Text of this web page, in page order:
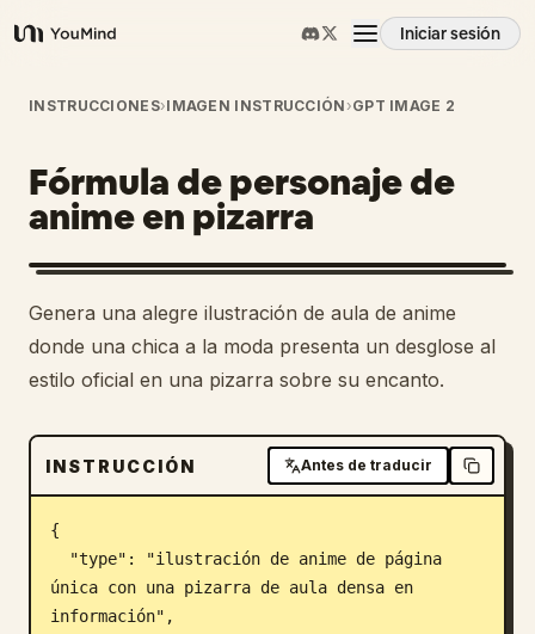
YouMind
Iniciar sesión
Resumen
Casos de uso
Habilidades
Prompts
Descargar
INSTRUCCIONES›IMAGEN INSTRUCCIÓN ›GPT IMAGE 2
Fórmula de personaje de
anime en pizarra
Genera una alegre ilustración de aula de anime
donde una chica a la moda presenta un desglose al
estilo oficial en una pizarra sobre su encanto.
INSTRUCCIÓN Antes de traducir
{
única con una pizarra de aula densa en
información",